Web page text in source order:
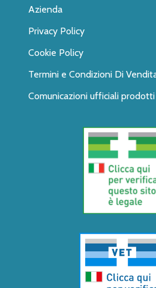
Azienda
Privacy Policy
Cookie Policy
Termini e Condizioni Di
Comunicazioni ufficiali prodotti